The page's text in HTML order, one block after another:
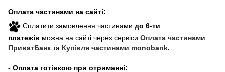
Оплата частинами на сайті:
Сплатити замовлення частинами до 6-ти
платежів можна на сайті через сервіси Оплата частинами
ПриватБанк та Купівля частинами monobank.
- Оплата готівкою при отриманні: